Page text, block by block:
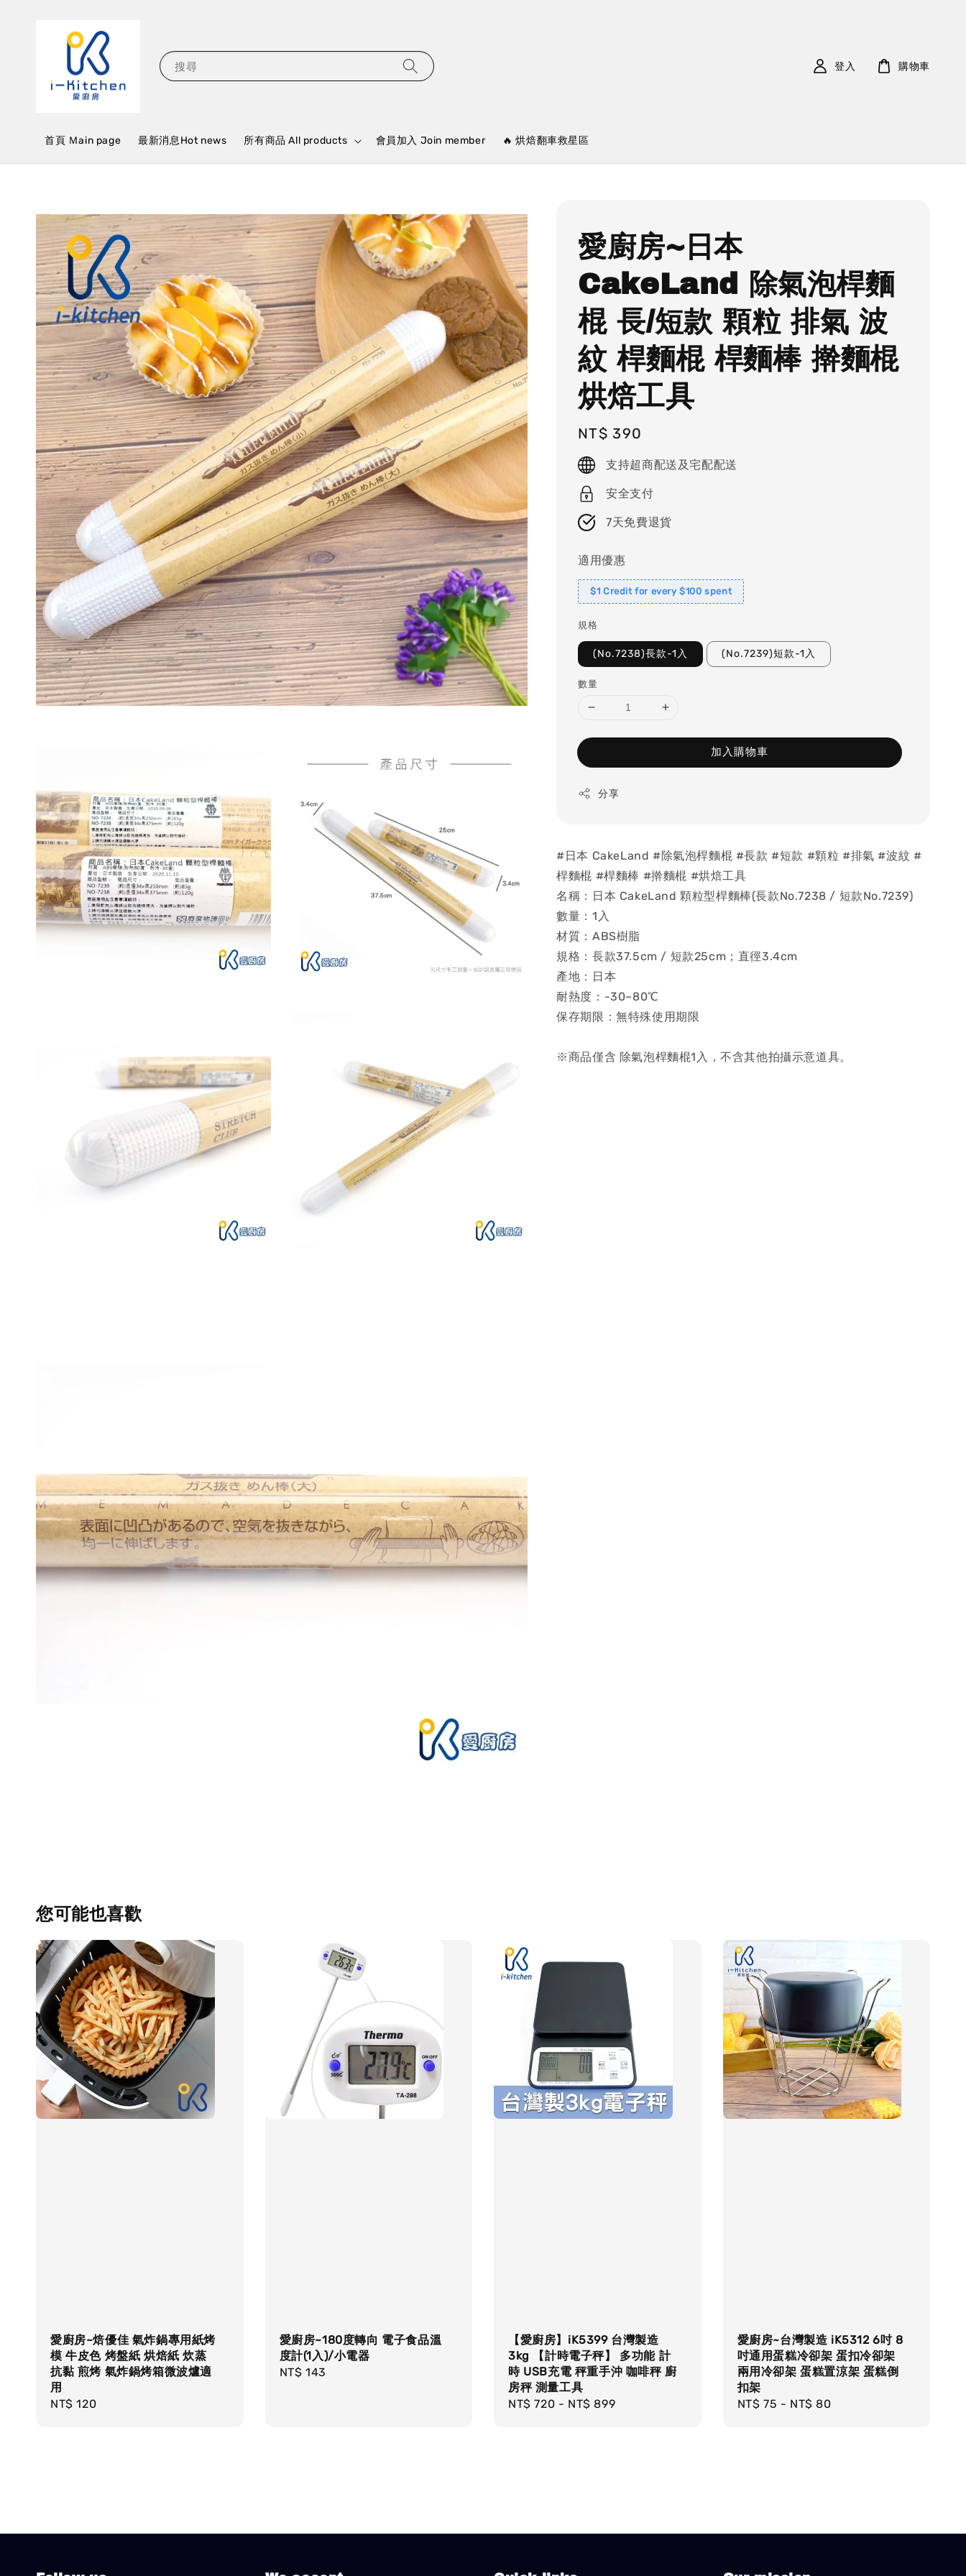
搜尋
首頁 Ｍain page 最新消息Hot news 所有商品 All products 會員加入 Join member 🔥 烘焙翻車救星區
登入 購物車
愛廚房~日本
CakeLand 除氣泡桿麵
棍 長/短款 顆粒 排氣 波
紋 桿麵棍 桿麵棒 擀麵棍
烘焙工具
Regular
price
NT$ 390
支持超商配送及宅配配送
安全支付
7天免費退貨
適用優惠
$1 Credit for every $100 spent
規格
(No.7238)長款-1入 (No.7239)短款-1入
數量
加入購物車
分享
#日本 CakeLand #除氣泡桿麵棍 #長款 #短款 #顆粒 #排氣 #波紋 #
桿麵棍 #桿麵棒 #擀麵棍 #烘焙工具
名稱：日本 CakeLand 顆粒型桿麵棒(長款No.7238 / 短款No.7239)
數量：1入
材質：ABS樹脂
規格：長款37.5cm / 短款25cm；直徑3.4cm
產地：日本
耐熱度：-30~80℃
保存期限：無特殊使用期限
※商品僅含 除氣泡桿麵棍1入，不含其他拍攝示意道具。
您可能也喜歡
愛廚房~焙優佳 氣炸鍋專用紙烤
模 牛皮色 烤盤紙 烘焙紙 炊蒸
抗黏 煎烤 氣炸鍋烤箱微波爐適
用
Regular
NT$ 120
愛廚房~180度轉向 電子食品溫
度計(1入)/小電器
Regular
NT$ 143
【愛廚房】iK5399 台灣製造
3kg 【計時電子秤】 多功能 計
時 USB充電 秤重手沖 咖啡秤 廚
房秤 測量工具
Regular
NT$ 720 - NT$ 899
愛廚房~台灣製造 iK5312 6吋 8
吋通用蛋糕冷卻架 蛋扣冷卻架
兩用冷卻架 蛋糕置涼架 蛋糕倒
扣架
Regular
NT$ 75 - NT$ 80